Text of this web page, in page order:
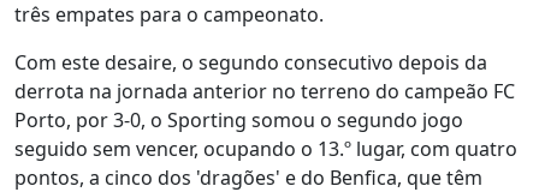
três empates para o campeonato.
Com este desaire, o segundo consecutivo depois da
derrota na jornada anterior no terreno do campeão FC
Porto, por 3-0, o Sporting somou o segundo jogo
seguido sem vencer, ocupando o 13.º lugar, com quatro
pontos, a cinco dos 'dragões' e do Benfica, que têm